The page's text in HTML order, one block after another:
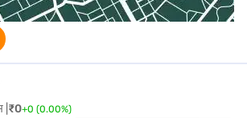
कारकों से प्रभावित होती है, जो समय के साथ बदलती
खरीदने या निवेश करने से पहले धनकनाल में सोने की
से ट्रैक करने में मदद मिलती है.
कीमतें: गोल्ड का ट्रेड वैश्विक स्तर पर किया जाता है, इसलिए
होने वाले किसी भी बदलाव का सोने की कीमत पर सीधे असर
वृद्धि आमतौर पर स्थानीय रूप से कीमतों को बढ़ाती है.
₹0+0 (0.00%)